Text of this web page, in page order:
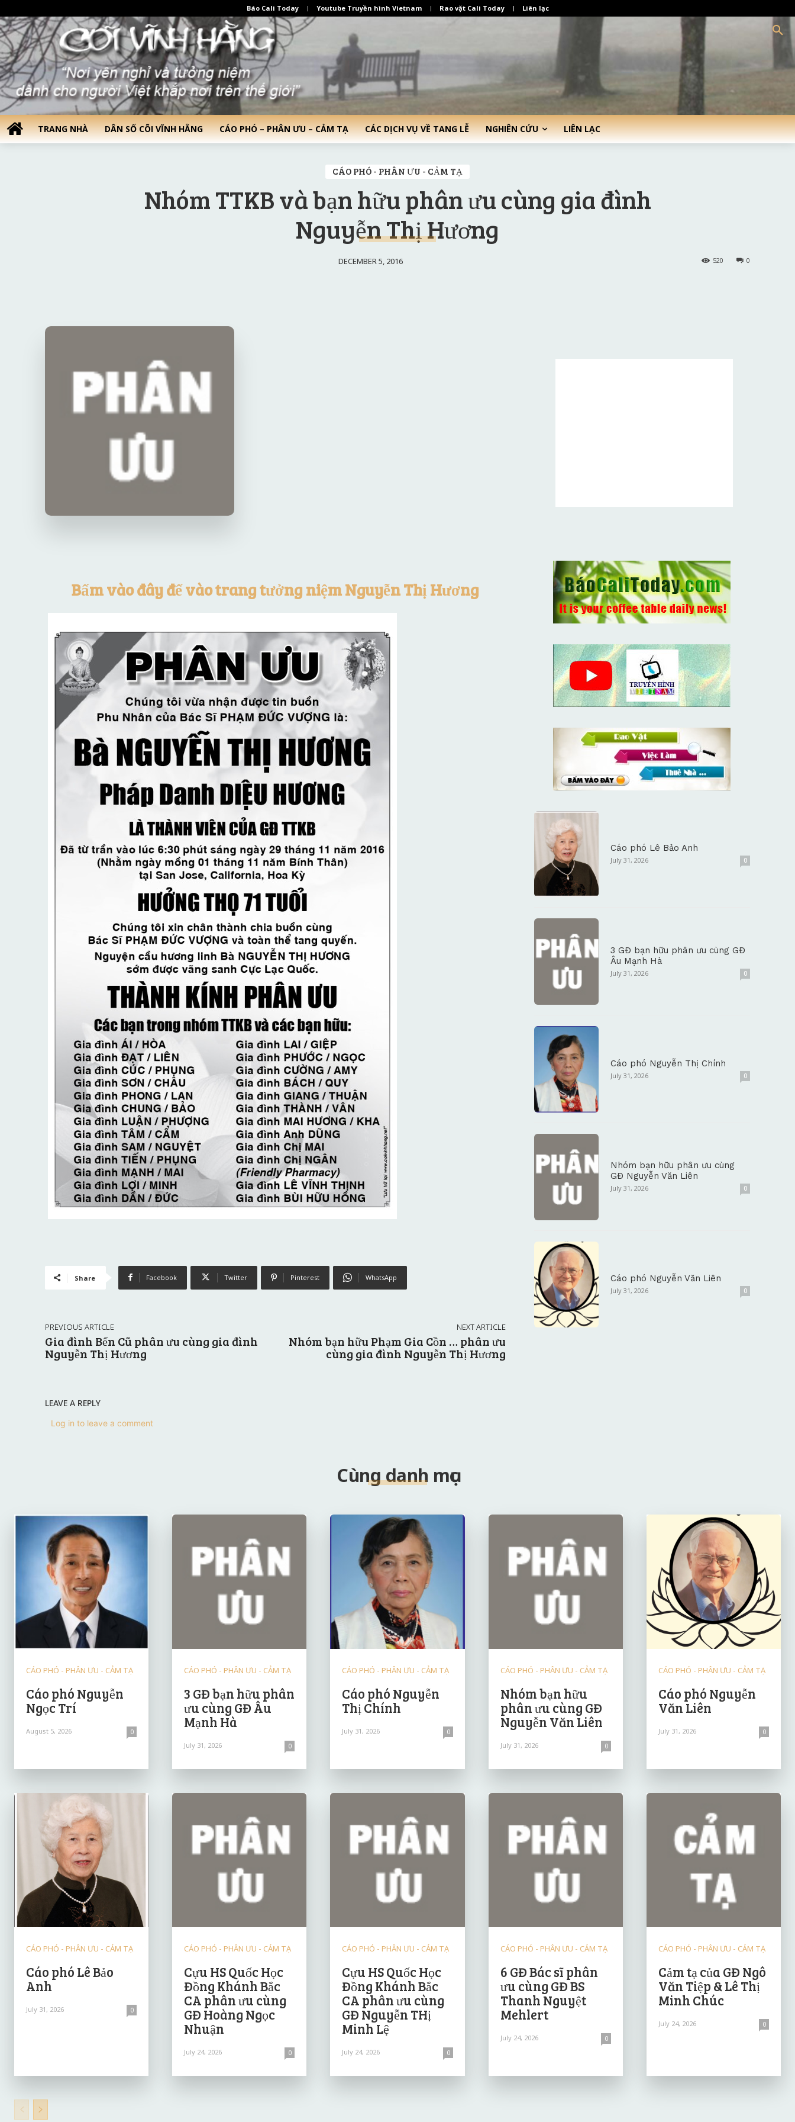
Báo Cali Today Youtube Truyền hình Vietnam Rao vặt Cali Today Liên lạc
TRANG NHÀ DÂN SỐ CÕI VĨNH HẰNG CÁO PHÓ – PHÂN ƯU – CẢM TẠ CÁC DỊCH VỤ VỀ TANG LỄ NGHIÊN CỨU LIÊN LẠC
CÁO PHÓ - PHÂN ƯU - CẢM TẠ
Nhóm TTKB và bạn hữu phân ưu cùng gia đình
Nguyễn Thị Hương
DECEMBER 5, 2016 0
520
Bấm vào đây để vào trang tưởng niệm Nguyễn Thị Hương
Share Facebook Twitter Pinterest WhatsApp
PREVIOUS ARTICLE
Gia đình Bến Cũ phân ưu cùng gia đình
Nguyễn Thị Hương
NEXT ARTICLE
Nhóm bạn hữu Phạm Gia Cồn … phân ưu
cùng gia đình Nguyễn Thị Hương
LEAVE A REPLY
Log in to leave a comment
Cáo phó Lê Bảo Anh
July 31, 2026 0
3 GĐ bạn hữu phân ưu cùng GĐ
Âu Mạnh Hà
July 31, 2026 0
Cáo phó Nguyễn Thị Chính
July 31, 2026 0
Nhóm bạn hữu phân ưu cùng
GĐ Nguyễn Văn Liên
July 31, 2026 0
Cáo phó Nguyễn Văn Liên
July 31, 2026 0
Cùng danh mục
CÁO PHÓ - PHÂN ƯU - CẢM TẠ
Cáo phó Nguyễn
Ngọc Trí
August 5, 2026 0
CÁO PHÓ - PHÂN ƯU - CẢM TẠ
3 GĐ bạn hữu phân
ưu cùng GĐ Âu
Mạnh Hà
July 31, 2026 0
CÁO PHÓ - PHÂN ƯU - CẢM TẠ
Cáo phó Nguyễn
Thị Chính
July 31, 2026 0
CÁO PHÓ - PHÂN ƯU - CẢM TẠ
Nhóm bạn hữu
phân ưu cùng GĐ
Nguyễn Văn Liên
July 31, 2026 0
CÁO PHÓ - PHÂN ƯU - CẢM TẠ
Cáo phó Nguyễn
Văn Liên
July 31, 2026 0
CÁO PHÓ - PHÂN ƯU - CẢM TẠ
Cáo phó Lê Bảo
Anh
July 31, 2026 0
CÁO PHÓ - PHÂN ƯU - CẢM TẠ
Cựu HS Quốc Học
Đồng Khánh Bắc
CA phân ưu cùng
GĐ Hoàng Ngọc
Nhuận
July 24, 2026 0
CÁO PHÓ - PHÂN ƯU - CẢM TẠ
Cựu HS Quốc Học
Đồng Khánh Bắc
CA phân ưu cùng
GĐ Nguyễn THị
Minh Lệ
July 24, 2026 0
CÁO PHÓ - PHÂN ƯU - CẢM TẠ
6 GĐ Bác sĩ phân
ưu cùng GĐ BS
Thanh Nguyệt
Mehlert
July 24, 2026 0
CÁO PHÓ - PHÂN ƯU - CẢM TẠ
Cảm tạ của GĐ Ngô
Văn Tiệp & Lê Thị
Minh Chúc
July 24, 2026 0